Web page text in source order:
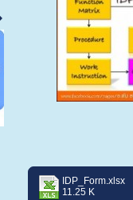
IDP_Form.xlsx
11.25 K